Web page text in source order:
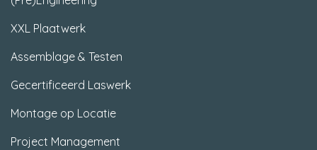
XXL Plaatwerk
Assemblage & Testen
Gecertificeerd Laswerk
Montage op Locatie
Project Management